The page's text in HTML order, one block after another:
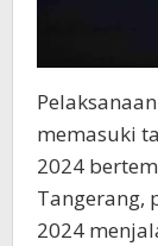
memasuki
2024
Tangerang,
2024